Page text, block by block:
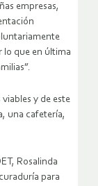
empresas,
lo que en última
y de este
una cafetería,
Rosalinda
para